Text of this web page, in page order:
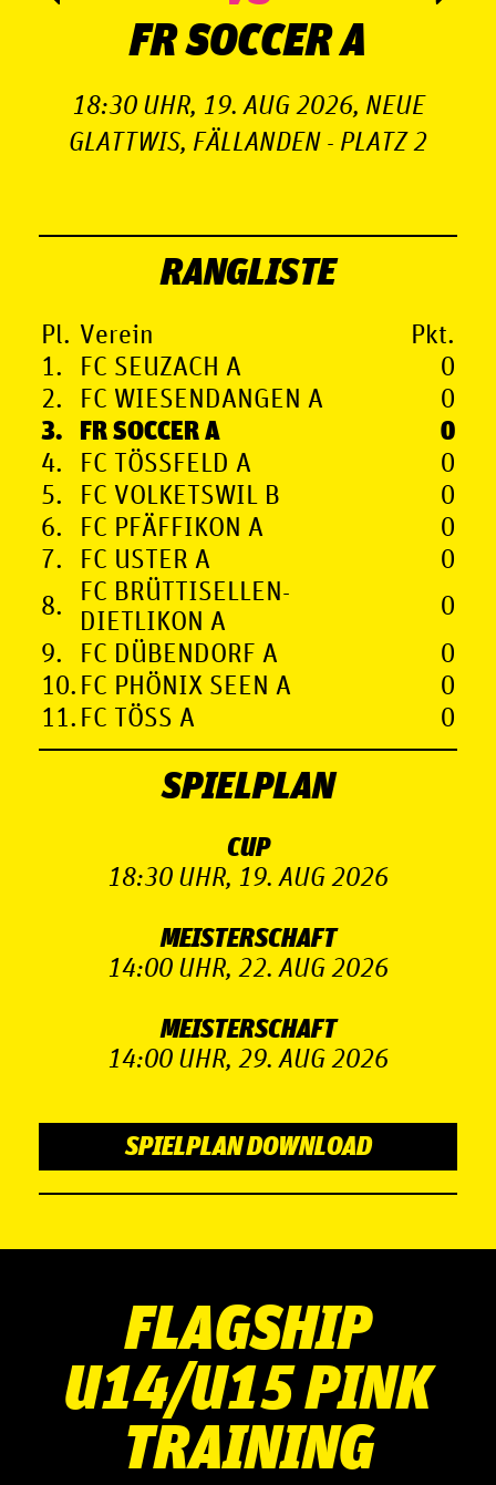
FR SOCCER A
18:30 UHR, 19. AUG 2026, NEUE
GLATTWIS, FÄLLANDEN - PLATZ 2
RANGLISTE
Pl. Verein
Pkt.
1.
FC SEUZACH A
0
2.
FC WIESENDANGEN A 0
3. FR SOCCER A 0
4. FC TÖSSFELD A
0
5.
FC VOLKETSWIL B
0
6.
FC PFÄFFIKON A
0
7.
FC USTER A
0
8.
FC BRÜTTISELLEN-
DIETLIKON A
0
9.
FC DÜBENDORF A
0
10. FC PHÖNIX SEEN A
0
11. FC TÖSS A 0
SPIELPLAN
CUP
18:30 UHR, 19. AUG 2026
MEISTERSCHAFT
14:00 UHR, 22. AUG 2026
MEISTERSCHAFT
14:00 UHR, 29. AUG 2026
SPIELPLAN DOWNLOAD
FLAGSHIP
U14/U15 PINK
TRAINING